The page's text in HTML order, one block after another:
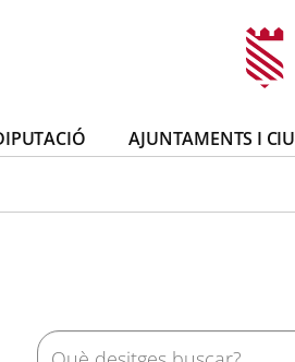
AJUNTAMENTS I